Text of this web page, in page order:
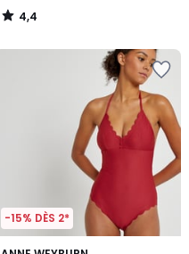
4,4
/
-15% DÈS 2*